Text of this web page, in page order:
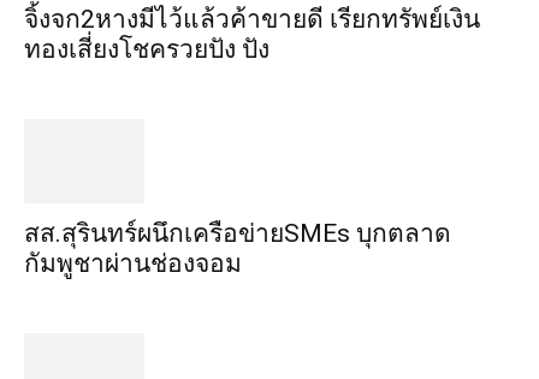
จิ้งจก​2​หาง​มีไว้แล้ว​ค้าขาย​ดี​ เรียก​ทรัพย์เงิน
ทอง​เสี่ยงโชค​รวยปัง​ ปัง​
สส.สุรินทร์ผนึกเครือข่ายSMEs บุกตลาด
กัมพูชาผ่านช่องจอม